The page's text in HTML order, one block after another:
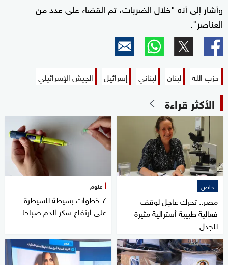
وأشار إلى أنه "خلال الضربات، تم القضاء على عدد من
العناصر".
حزب الله لبنان لبناني إسرائيل الجيش الإسرائيلي
الأكثر قراءة
خاص
مصر.. تحرك عاجل لوقف
فعالية طبيبة أسترالية مثيرة
للجدل
علوم
7 خطوات بسيطة للسيطرة
على ارتفاع سكر الدم صباحا